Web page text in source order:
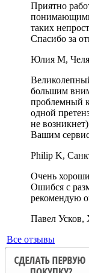
Приятно
таких
Спасибо за
Юлия М,
большим
проблемный
одной
не
Вашим
Philip K,
Очень
Ошибся с
рекомендую
Павел Усков,
Все отзывы